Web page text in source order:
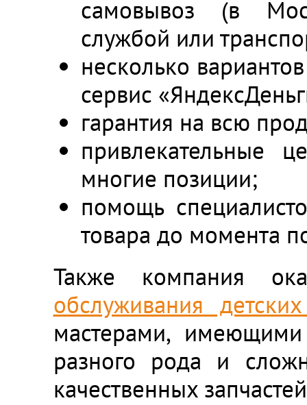
самовывоз (в
службой или
несколько
сервис
гарантия на всю
привлекательные
многие позиции;
помощь
товара до момента
Также компания
обслуживания
мастерами,
разного рода и
качественных